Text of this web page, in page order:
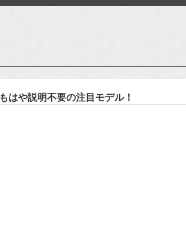
もはや説明不要の注目モデル！